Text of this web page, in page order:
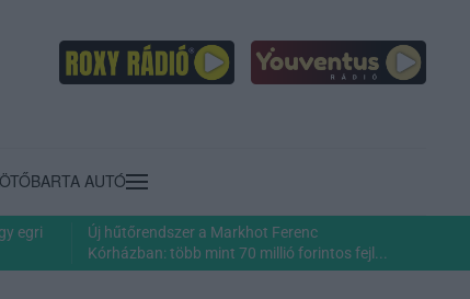
BARTA AUTÓ
egri
Új hűtőrendszer a Markhot Ferenc
Kórházban: több mint 70 millió forintos fejl...